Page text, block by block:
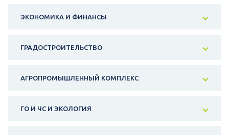
ЭКОНОМИКА И ФИНАНСЫ
ГРАДОСТРОИТЕЛЬСТВО
АГРОПРОМЫШЛЕННЫЙ КОМПЛЕКС
ГО И ЧС И ЭКОЛОГИЯ